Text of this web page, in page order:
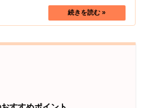
は、地元農家の新鮮野菜...